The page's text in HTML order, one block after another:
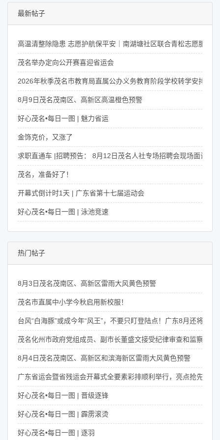
最新帖子
高温清整除隐患 志愿护航保平安｜南湖塘社区联合青松志愿服务
茂名举办定向公开赛喜迎省运会
2026年秋季茂名市教育局直属公办义务教育阶段学校转学安排通告
8月9日茂名茂南区、高新区高温橙色预警
好心茂名•每日一图 | 魅力省运
金饰克价，又涨了
求职直通车 |招聘预告： 8月12日茂名人社专场招聘会现场面试+
茂名，准备好了！
开幕式倒计时1天 | 广东省第十七届运动会
好心茂名•每日一图 | 泳池竞速
热门帖子
8月3日茂名茂南区、高新区雷雨大风黄色预警
茂名市直属中小学今秋启用新校服！
台风“白海豚”或成今年“风王”，不要只盯登陆点！广东8月还将有4
茂名化州市政府党组成员、副市长董盛文接受纪律审查和监察调查
8月4日茂名茂南区、高新区和滨海新区雷雨大风黄色预警
广东省运会暨省残运会开幕式全要素彩排顺利举行，亮点抢先看！
好心茂名•每日一图 | 晋级逐锋
好心茂名•每日一图 | 霹雳滚烫
好心茂名•每日一图 | 逐羽